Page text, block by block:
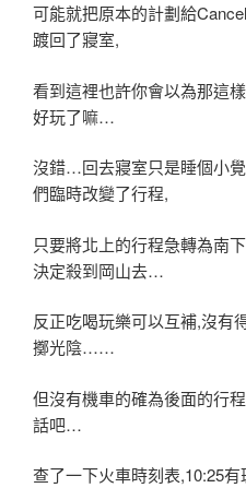
可能就把原本的計劃給
踱回了寢室,
看到這裡也許你會以為那這
好玩了嘛…
沒錯…回去寢室只是睡個小
們臨時改變了行程,
只要將北上的行程急轉為南
決定殺到岡山去…
反正吃喝玩樂可以互補,沒有
擲光陰……
但沒有機車的確為後面的行
話吧…
查了一下火車時刻表,10:25